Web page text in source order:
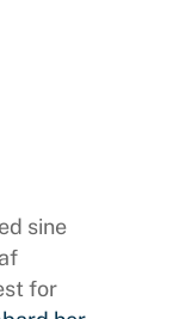
sine
for